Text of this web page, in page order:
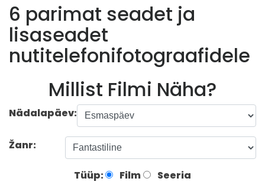
6 parimat seadet ja
lisaseadet
nutitelefonifotograafidele
Millist Filmi Näha?
Nädalapäev:
Žanr:
Tüüp: Film Seeria